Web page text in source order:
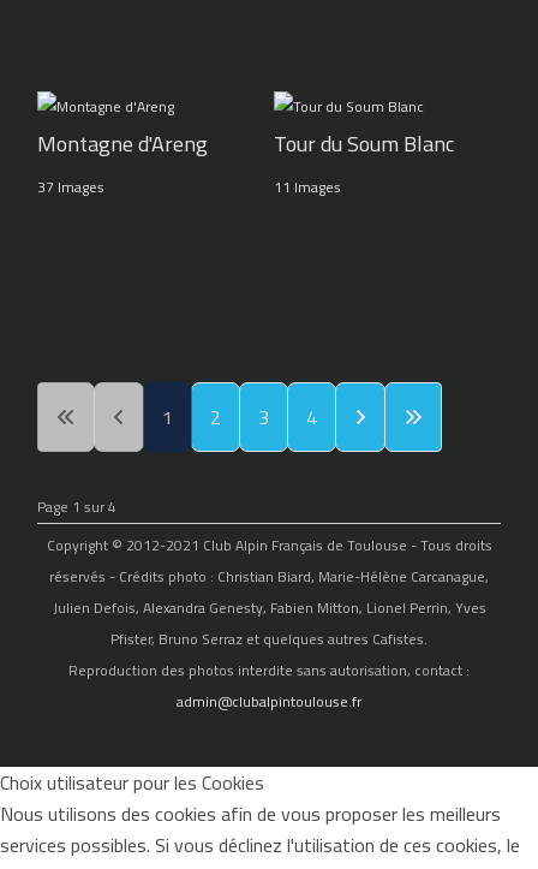
Montagne d'Areng
37 Images
Tour du Soum Blanc
11 Images
1 2 3 4
Page 1 sur 4
Copyright © 2012-2021 Club Alpin Français de Toulouse - Tous droits
réservés - Crédits photo : Christian Biard, Marie-Hélène Carcanague,
Julien Defois, Alexandra Genesty, Fabien Mitton, Lionel Perrin, Yves
Pfister, Bruno Serraz et quelques autres Cafistes.
Reproduction des photos interdite sans autorisation, contact :
admin@clubalpintoulouse.fr
Choix utilisateur pour les Cookies
Nous utilisons des cookies afin de vous proposer les meilleurs
services possibles. Si vous déclinez l'utilisation de ces cookies, le